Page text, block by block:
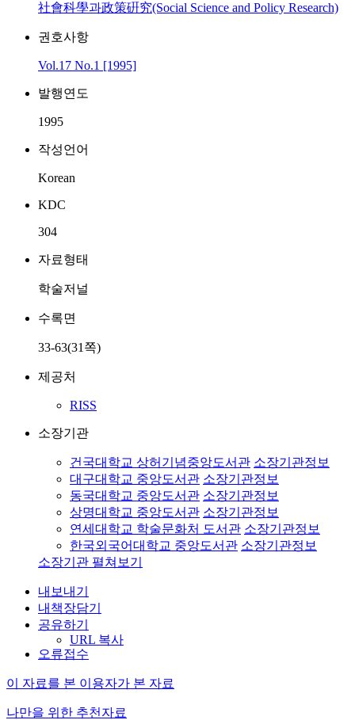
社會科學과政策硏究(Social Science and Policy Research)
권호사항
Vol.17 No.1 [1995]
발행연도
1995
작성언어
Korean
KDC
304
자료형태
학술저널
수록면
33-63(31쪽)
제공처
RISS
소장기관
건국대학교 상허기념중앙도서관 소장기관정보
대구대학교 중앙도서관 소장기관정보
동국대학교 중앙도서관 소장기관정보
상명대학교 중앙도서관 소장기관정보
연세대학교 학술문화처 도서관 소장기관정보
한국외국어대학교 중앙도서관 소장기관정보
소장기관 펼쳐보기
내보내기
내책장담기
공유하기
URL 복사
오류접수
이 자료를 본 이용자가 본 자료
나만을 위한 추천자료